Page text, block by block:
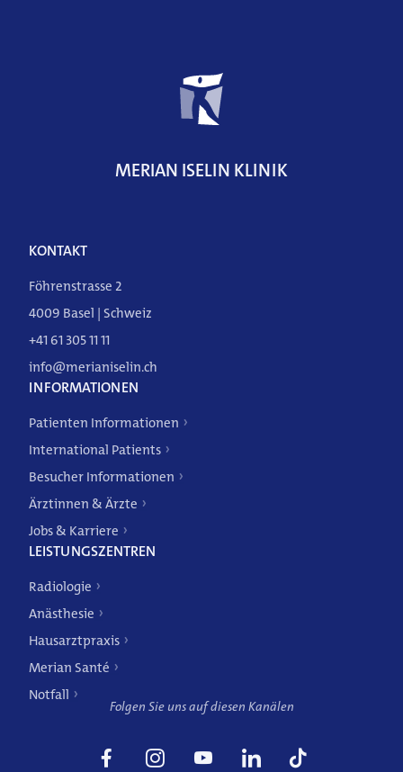
MERIAN ISELIN KLINIK
KONTAKT
Föhrenstrasse 2
4009 Basel | Schweiz
+41 61 305 11 11
info@merianiselin.ch
INFORMATIONEN
Patienten Informationen
International Patients
Besucher Informationen
Ärztinnen & Ärzte
Jobs & Karriere
LEISTUNGSZENTREN
Radiologie
Anästhesie
Hausarztpraxis
Merian Santé
Notfall
Folgen Sie uns auf diesen Kanälen